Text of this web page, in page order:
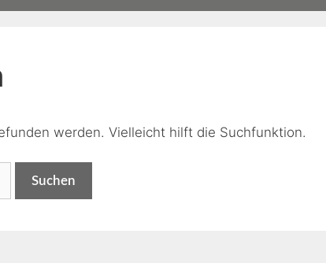
werden. Vielleicht hilft die Suchfunktion.